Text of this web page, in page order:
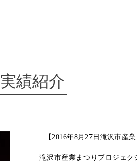
実績紹介
【2016年8月27日滝沢市産業
滝沢市産業まつりプロジェク